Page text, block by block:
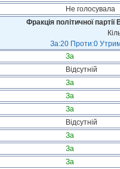
Не голосувала
Фракція політичної
За:20 Проти:0
За
Відсутній
За
За
За
Відсутній
За
За
За